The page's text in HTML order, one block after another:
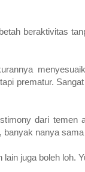
beraktivitas
prematur.
dari temen
nanya
juga boleh loh.